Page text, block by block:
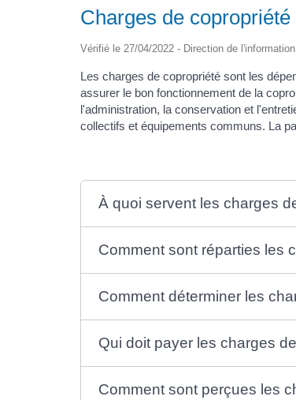
Charges de copropriété
Vérifié le 27/04/2022 - Direction de
Les charges de copropriété sont les
assurer le bon fonctionnement de la
l'administration, la conservation et
collectifs et équipements communs. La
À quoi servent les charges
Comment sont réparties les
Comment déterminer les
Qui doit payer les charges
Comment sont perçues les